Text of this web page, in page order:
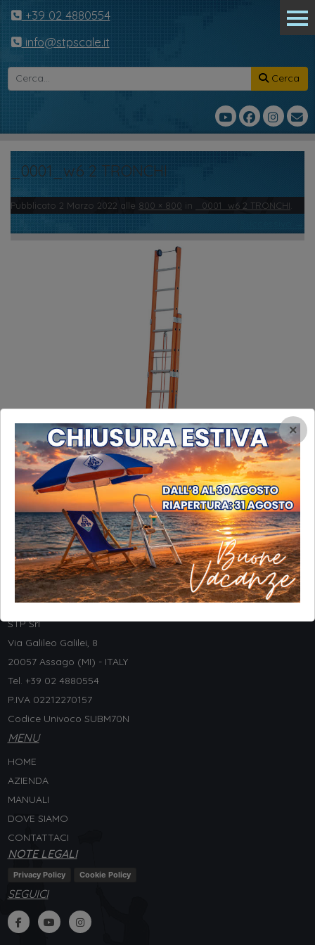
+39 02 4880554
info@stpscale.it
Cerca
_0001_w6 2 TRONCHI
Pubblicato 2 Marzo 2022 alle 800 × 800 in _0001_w6 2 TRONCHI
INFORMAZIONI
STP Srl
Via Galileo Galilei, 8
20057 Assago (MI) - ITALY
Tel. +39 02 4880554
P.IVA 02212270157
Codice Univoco SUBM70N
MENU
HOME
AZIENDA
MANUALI
DOVE SIAMO
CONTATTACI
NOTE LEGALI
Privacy Policy Cookie Policy
SEGUICI
×